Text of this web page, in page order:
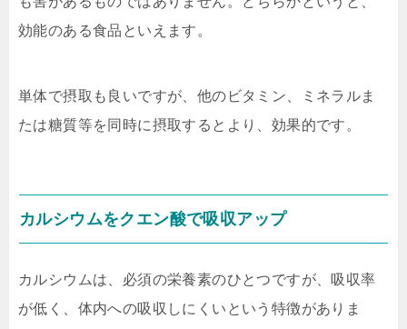
効能のある食品といえます。
単体で摂取も良いですが、他のビタミン、ミネラルま
たは糖質等を同時に摂取するとより、効果的です。
カルシウムをクエン酸で吸収アップ
カルシウムは、必須の栄養素のひとつですが、吸収率
が低く、体内への吸収しにくいという特徴がありま